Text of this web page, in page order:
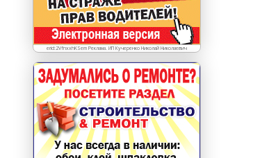
erid:2VfnxxhKSem Реклама. ИП Кучеренко Николай Николаевич